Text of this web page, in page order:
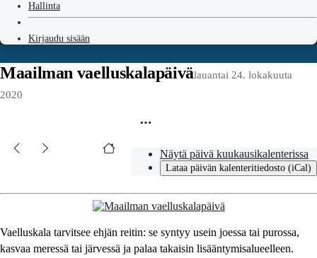
Hallinta
Kirjaudu sisään
Maailman vaelluskalapäivälauantai 24. lokakuuta
2020
Näytä päivä kuukausikalenterissa
Lataa päivän kalenteritiedosto (iCal)
Vaelluskala tarvitsee ehjän reitin: se syntyy usein joessa tai purossa,
kasvaa meressä tai järvessä ja palaa takaisin lisääntymisalueelleen.